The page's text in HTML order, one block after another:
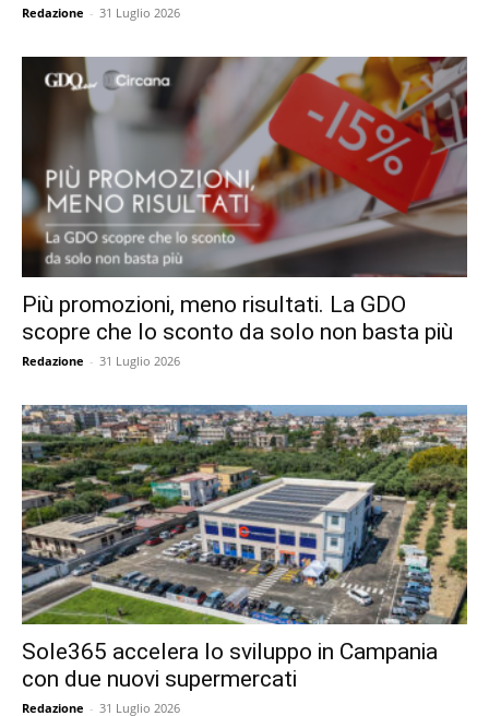
Redazione - 31 Luglio 2026
Più promozioni, meno risultati. La GDO
scopre che lo sconto da solo non basta più
Redazione - 31 Luglio 2026
Sole365 accelera lo sviluppo in Campania
con due nuovi supermercati
Redazione - 31 Luglio 2026